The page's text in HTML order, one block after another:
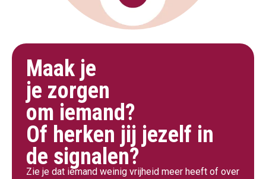
Maak je
je zorgen
om iemand?
Of herken jij jezelf in
de signalen?
Zie je dat iemand weinig vrijheid meer heeft of over